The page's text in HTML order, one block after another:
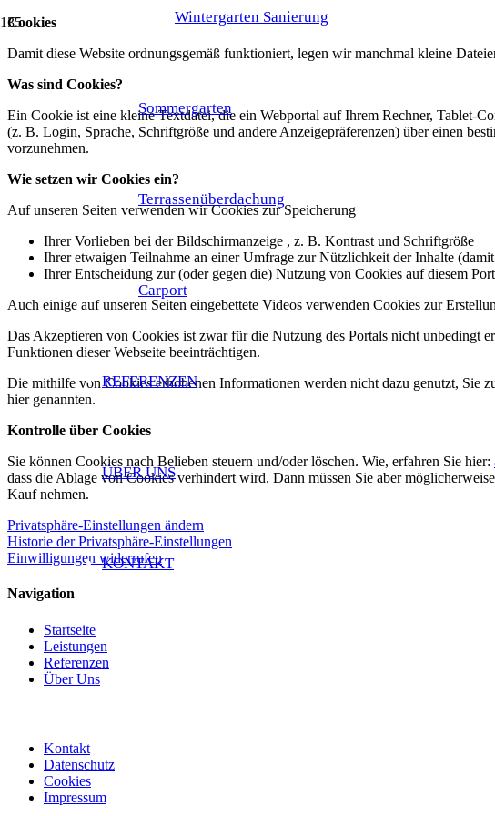
Wintergarten Sanierung
Sommergarten
Terrassenüberdachung
Carport
REFERENZEN
ÜBER UNS
KONTAKT
Cookies
Damit diese Website ordnungsgemäß funktioniert, legen wir manchmal kleine
Was sind Cookies?
Ein Cookie ist eine kleine Textdatei, die ein Webportal auf Ihrem Rechner, Tablet-
(z. B. Login, Sprache, Schriftgröße und andere Anzeigepräferenzen) über einen
vorzunehmen.
Wie setzen wir Cookies ein?
Auf unseren Seiten verwenden wir Cookies zur Speicherung
Ihrer Vorlieben bei der Bildschirmanzeige , z. B. Kontrast und Schriftgröße
Ihrer etwaigen Teilnahme an einer Umfrage zur Nützlichkeit der Inhalte
Ihrer Entscheidung zur (oder gegen die) Nutzung von Cookies auf diesem
Auch einige auf unseren Seiten eingebettete Videos verwenden Cookies zur
Das Akzeptieren von Cookies ist zwar für die Nutzung des Portals nicht unbedingt
Funktionen dieser Webseite beeinträchtigen.
Die mithilfe von Cookies erhobenen Informationen werden nicht dazu genutzt, Sie
hier genannten.
Kontrolle über Cookies
Sie können Cookies nach Belieben steuern und/oder löschen. Wie, erfahren Sie hier:
dass die Ablage von Cookies verhindert wird. Dann müssen Sie aber
Kauf nehmen.
Privatsphäre-Einstellungen ändern
Historie der Privatsphäre-Einstellungen
Einwilligungen widerrufen
Navigation
Startseite
Leistungen
Referenzen
Über Uns
Kontakt
Datenschutz
Cookies
Impressum